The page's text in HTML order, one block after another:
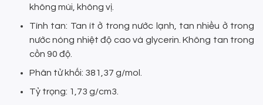
không mùi, không vị.
Tính tan: Tan ít ở trong nước lạnh, tan nhiều ở trong
nước nóng nhiệt độ cao và glycerin. Không tan trong
cồn 90 độ.
Phân tử khối: 381,37 g/mol.
Tỷ trọng: 1,73 g/cm3.